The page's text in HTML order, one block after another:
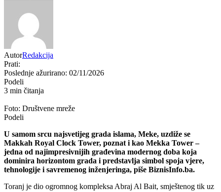
AutorRedakcija
Prati:
Poslednje ažurirano: 02/11/2026
Podeli
3 min čitanja
Foto: Društvene mreže
Podeli
U samom srcu najsvetijeg grada islama, Meke, uzdiže se
Makkah Royal Clock Tower, poznat i kao Mekka Tower –
jedna od najimpresivnijih građevina modernog doba koja
dominira horizontom grada i predstavlja simbol spoja vjere,
tehnologije i savremenog inženjeringa, piše BiznisInfo.ba.
Toranj je dio ogromnog kompleksa Abraj Al Bait, smještenog tik uz